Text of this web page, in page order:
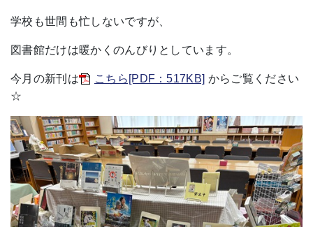
学校も世間も忙しないですが、
図書館だけは暖かくのんびりとしています。
今月の新刊は こちら[PDF：517KB] からご覧ください
☆